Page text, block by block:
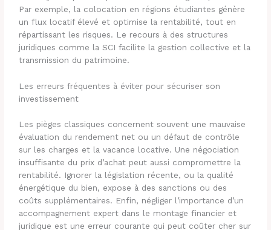
Par exemple, la colocation en régions étudiantes génère
un flux locatif élevé et optimise la rentabilité, tout en
répartissant les risques. Le recours à des structures
juridiques comme la SCI facilite la gestion collective et la
transmission du patrimoine.
Les erreurs fréquentes à éviter pour sécuriser son
investissement
Les pièges classiques concernent souvent une mauvaise
évaluation du rendement net ou un défaut de contrôle
sur les charges et la vacance locative. Une négociation
insuffisante du prix d’achat peut aussi compromettre la
rentabilité. Ignorer la législation récente, ou la qualité
énergétique du bien, expose à des sanctions ou des
coûts supplémentaires. Enfin, négliger l’importance d’un
accompagnement expert dans le montage financier et
juridique est une erreur courante qui peut coûter cher sur